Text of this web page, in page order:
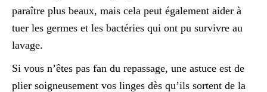
paraître plus beaux, mais cela peut également aider à
tuer les germes et les bactéries qui ont pu survivre au
lavage.
Si vous n’êtes pas fan du repassage, une astuce est de
plier soigneusement vos linges dès qu’ils sortent de la